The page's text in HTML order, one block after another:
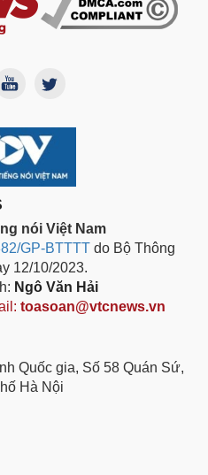
nói Việt Nam
GP-BTTTT do Bộ Thông
12/10/2023.
Ngô Văn Hải
toasoan@vtcnews.vn
Quốc gia, Số 58 Quán Sứ,
Hà Nội